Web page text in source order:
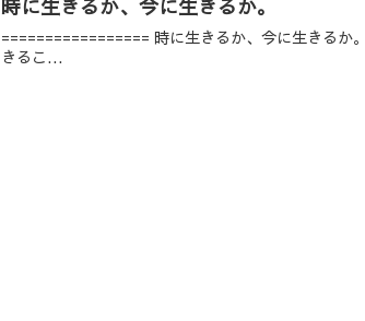
時に生きるか、今に生きるか。
================= 時に生きるか、今に生きるか。 ================= 言葉：しゅんせい 写真出典：unsplash.com ================= 「今」に生
きるこ...